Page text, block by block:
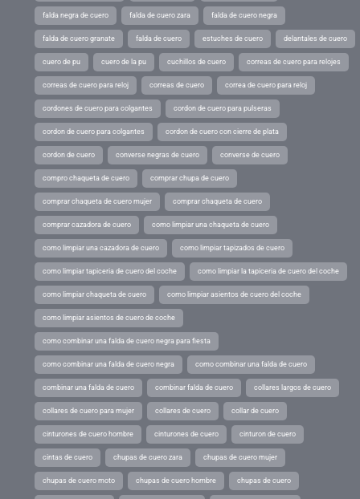
falda negra de cuero falda de cuero zara falda de cuero negra
falda de cuero granate falda de cuero estuches de cuero delantales de cuero
cuero de pu cuero de la pu cuchillos de cuero correas de cuero para relojes
correas de cuero para reloj correas de cuero correa de cuero para reloj
cordones de cuero para colgantes cordon de cuero para pulseras
cordon de cuero para colgantes cordon de cuero con cierre de plata
cordon de cuero converse negras de cuero converse de cuero
compro chaqueta de cuero comprar chupa de cuero
comprar chaqueta de cuero mujer comprar chaqueta de cuero
comprar cazadora de cuero como limpiar una chaqueta de cuero
como limpiar una cazadora de cuero como limpiar tapizados de cuero
como limpiar tapiceria de cuero del coche como limpiar la tapiceria de cuero del coche
como limpiar chaqueta de cuero como limpiar asientos de cuero del coche
como limpiar asientos de cuero de coche
como combinar una falda de cuero negra para fiesta
como combinar una falda de cuero negra como combinar una falda de cuero
combinar una falda de cuero combinar falda de cuero collares largos de cuero
collares de cuero para mujer collares de cuero collar de cuero
cinturones de cuero hombre cinturones de cuero cinturon de cuero
cintas de cuero chupas de cuero zara chupas de cuero mujer
chupas de cuero moto chupas de cuero hombre chupas de cuero